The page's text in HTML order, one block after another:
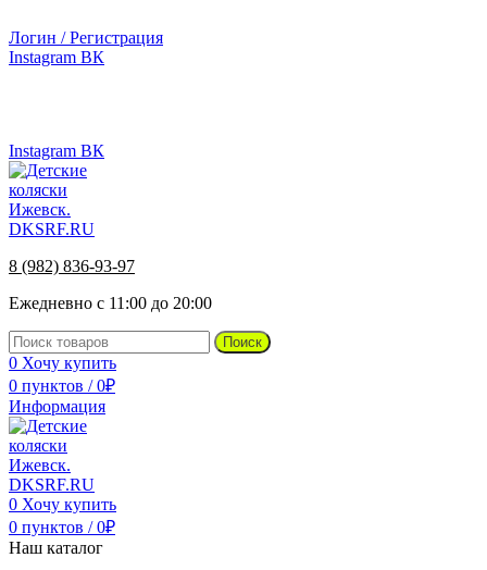
Логин / Регистрация
Instagram ВК
Instagram ВК
8 (982) 836-93-97
Ежедневно с 11:00 до 20:00
Поиск
0 Хочу купить
0 пунктов / 0₽
Информация
0 Хочу купить
0 пунктов / 0₽
Наш каталог